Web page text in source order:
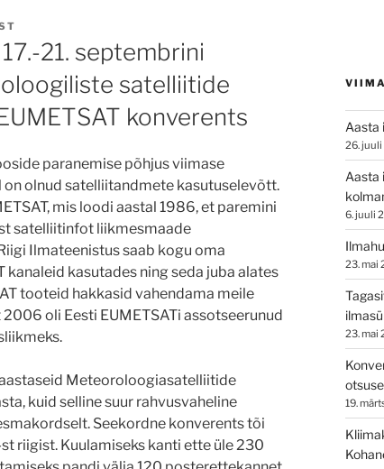
21. septembrini
satelliitide
konverents
paranemise põhjus viimase
olnud satelliitandmete kasutuselevõtt.
mis loodi aastal 1986, et paremini
satelliitinfot liikmesmaade
Ilmateenistus saab kogu oma
kanaleid kasutades ning seda juba alates
tooteid hakkasid vahendama meile
oli Eesti EUMETSATi assotseerunud
Meteoroloogiasatelliitide
kuid selline suur rahvusvaheline
Seekordne konverents tõi
riigist. Kuulamiseks kanti ette üle 230
Aasta
26.
Aasta
6. juuli
23. mai
23. mai
19.